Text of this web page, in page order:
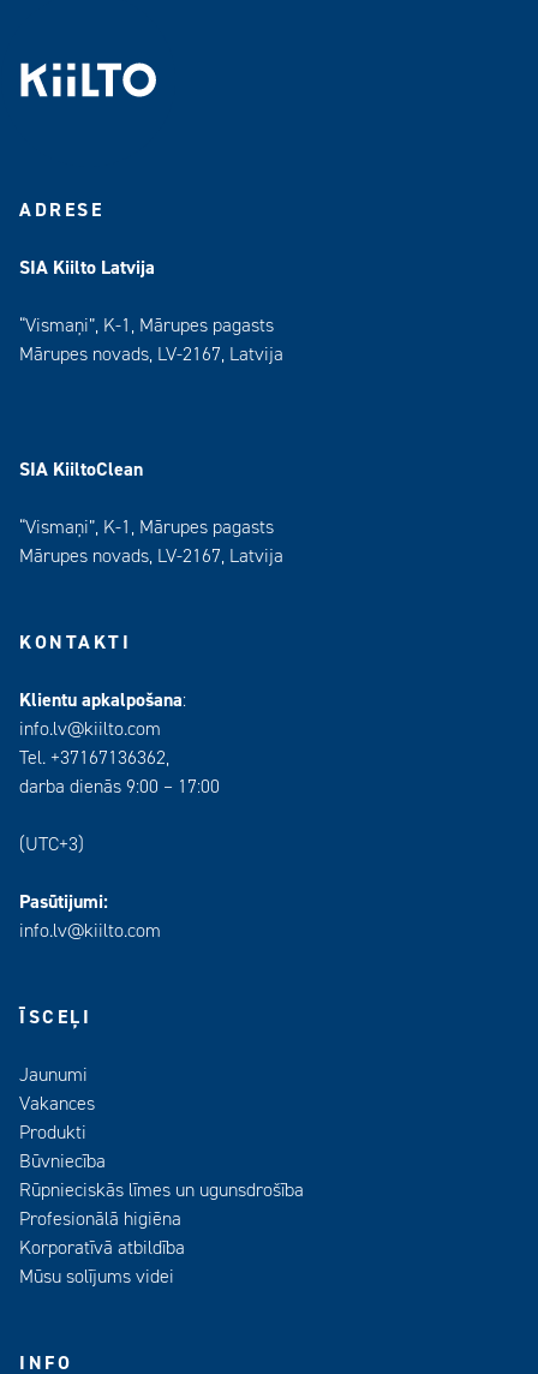
ADRESE
SIA Kiilto Latvija
“Vismaņi”, K-1, Mārupes pagasts
Mārupes novads, LV-2167, Latvija
SIA KiiltoClean
“Vismaņi”, K-1, Mārupes pagasts
Mārupes novads, LV-2167, Latvija
KONTAKTI
Klientu apkalpošana:
info.lv@kiilto.com
Tel. +37167136362,
darba dienās 9:00 – 17:00
(UTC+3)
Pasūtijumi:
info.lv@kiilto.com
ĪSCEĻI
Jaunumi
Vakances
Produkti
Būvniecība
Rūpnieciskās līmes un ugunsdrošība
Profesionālā higiēna
Korporatīvā atbildība
Mūsu solījums videi
INFO